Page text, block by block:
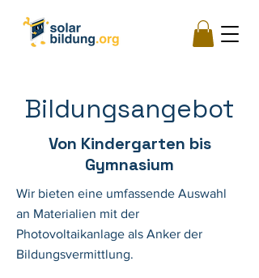
Bildungsangebot
Von Kindergarten bis
Gymnasium
Wir bieten eine umfassende Auswahl
an Materialien mit der
Photovoltaikanlage als Anker der
Bildungsvermittlung.